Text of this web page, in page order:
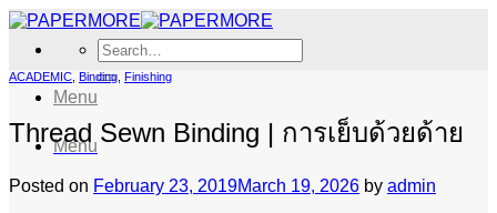
Skip
content
Search
for:
Menu
Menu
ACADEMIC Binding Finishing
Thread Sewn Binding | การเย็บด้วยด้าย
Posted on February 23, 2019March 19, 2026 by admin